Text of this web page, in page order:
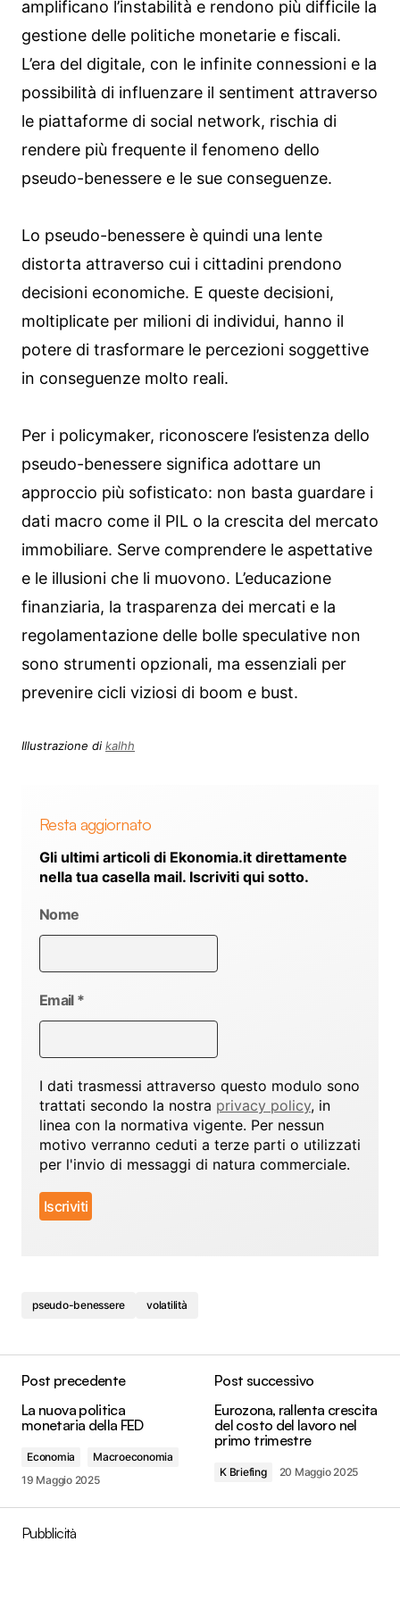
amplificano l’instabilità e rendono più difficile la
gestione delle politiche monetarie e fiscali.
L’era del digitale, con le infinite connessioni e la
possibilità di influenzare il sentiment attraverso
le piattaforme di social network, rischia di
rendere più frequente il fenomeno dello
pseudo-benessere e le sue conseguenze.
Lo pseudo-benessere è quindi una lente
distorta attraverso cui i cittadini prendono
decisioni economiche. E queste decisioni,
moltiplicate per milioni di individui, hanno il
potere di trasformare le percezioni soggettive
in conseguenze molto reali.
Per i policymaker, riconoscere l’esistenza dello
pseudo-benessere significa adottare un
approccio più sofisticato: non basta guardare i
dati macro come il PIL o la crescita del mercato
immobiliare. Serve comprendere le aspettative
e le illusioni che li muovono. L’educazione
finanziaria, la trasparenza dei mercati e la
regolamentazione delle bolle speculative non
sono strumenti opzionali, ma essenziali per
prevenire cicli viziosi di boom e bust.
Illustrazione di kalhh
Resta aggiornato
Gli ultimi articoli di Ekonomia.it direttamente
nella tua casella mail. Iscriviti qui sotto.
Nome
Email *
I dati trasmessi attraverso questo modulo sono
trattati secondo la nostra privacy policy, in
linea con la normativa vigente. Per nessun
motivo verranno ceduti a terze parti o utilizzati
per l'invio di messaggi di natura commerciale.
pseudo-benessere volatilità
Post precedente
La nuova politica
monetaria della FED
Economia
Macroeconomia
19 Maggio 2025
Post successivo
Eurozona, rallenta crescita
del costo del lavoro nel
primo trimestre
K Briefing 20 Maggio 2025
Pubblicità